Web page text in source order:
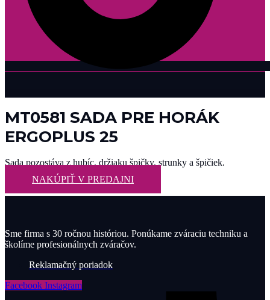
MT0581 SADA PRE HORÁK
ERGOPLUS 25
Sada pozostáva z hubíc, držiaku špičky, strunky a špičiek.
NAKÚPIŤ V PREDAJNI
Sme firma s 30 ročnou históriou. Ponúkame zváraciu techniku a
školíme profesionálnych zváračov.
Reklamačný poriadok
Facebook Instagram